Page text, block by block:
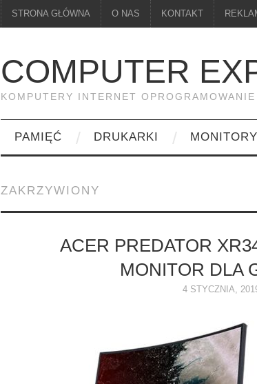
STRONA GŁÓWNA O NAS KONTAKT
COMPUTER
KOMPUTERY INTERNET OPROGRAMOWANIE
PAMIĘĆ DRUKARKI MONITORY
ZAKRZYWIONY
ACER PREDATOR
MONITOR DLA
4 STYCZNIA,